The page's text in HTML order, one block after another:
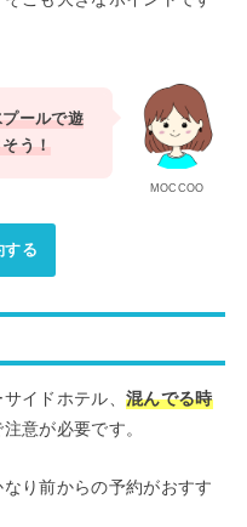
MOCCOO
ールで遊
う！
する
イドホテル、 混んでる時
意が必要です。
り前からの予約がおすす